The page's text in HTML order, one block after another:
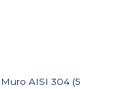
AISI 304 (5